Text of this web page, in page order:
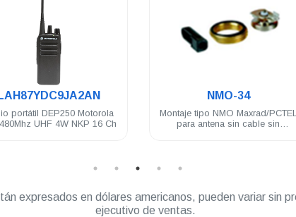
.
NMO-34
tipo NMO Maxrad/PCTEL
antena sin cable sin
PMPN4587A
Cargador individual Motorola
base de escritorio c/eliminador
expresados en dólares americanos, pueden variar sin
ejecutivo de ventas.